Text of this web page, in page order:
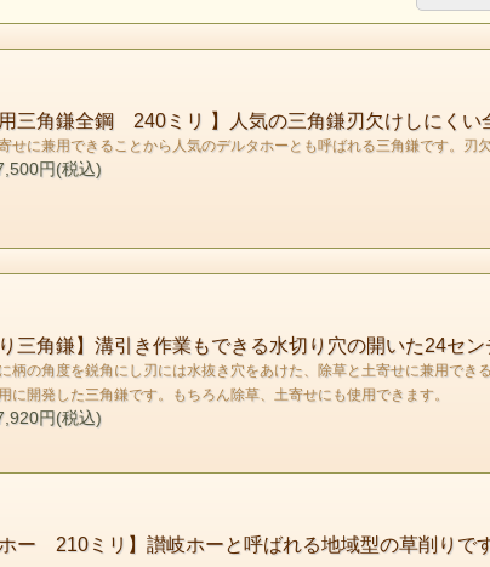
用三角鎌全鋼 240ミリ 】人気の三角鎌刃欠けしにく
せに兼用できることから人気のデルタホーとも呼ばれる三角鎌です。刃
円(税込)
り三角鎌】溝引き作業もできる水切り穴の開いた24セ
柄の角度を鋭角にし刃には水抜き穴をあけた、除草と土寄せに兼用で
に開発した三角鎌です。もちろん除草、土寄せにも使用できます。
円(税込)
ホー 210ミリ】讃岐ホーと呼ばれる地域型の草削りで